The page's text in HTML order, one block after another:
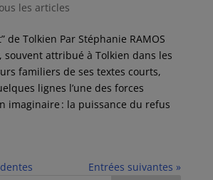
les articles
de Tolkien Par Stéphanie RAMOS
souvent attribué à Tolkien dans les
familiers de ses textes courts,
lignes l’une des forces
imaginaire : la puissance du refus
Entrées suivantes »